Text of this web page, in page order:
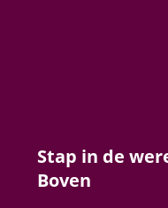
Stap in de
Boven